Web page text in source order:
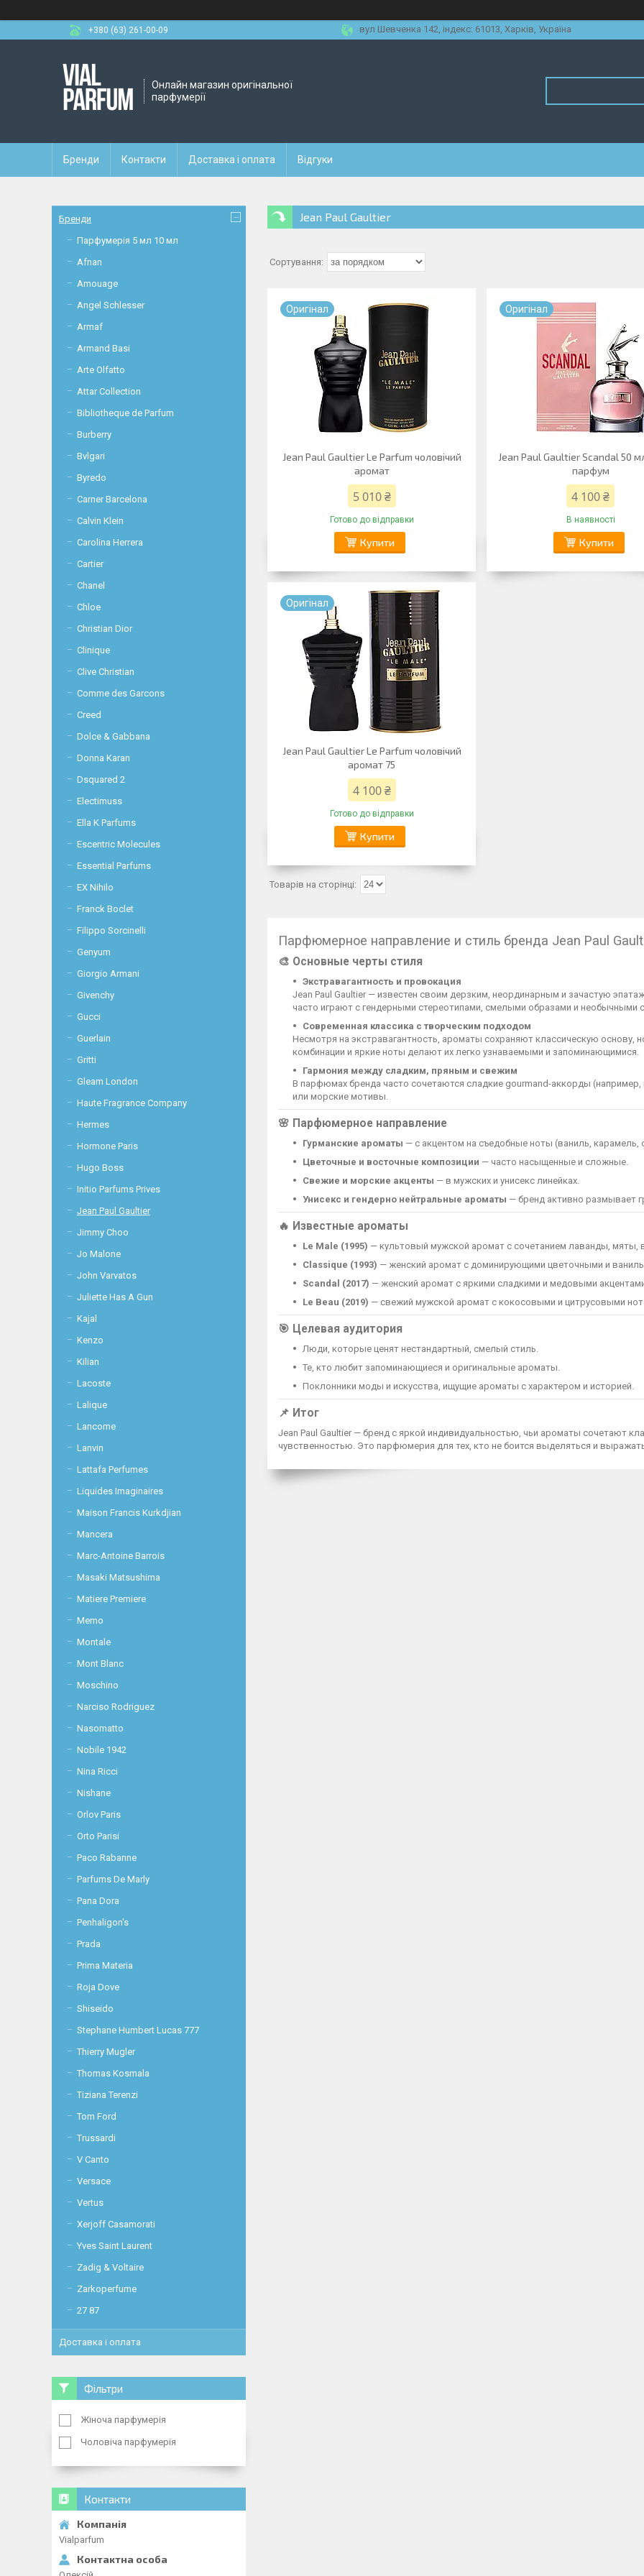
+380 (63) 261-00-09 вул Шевченка 142, iндекс: 61013, Харків, Україна
Онлайн магазин оригінальної
парфумерії
Бренди Контакти Доставка і оплата Відгуки
Jean Paul Gaultier
Оригiнал
Jean Paul Gaultier Le Parfum чоловічий
аромат
5 010 ₴
Готово до відправки
Купити
Оригiнал
Jean Paul Gaultier Scandal 50
парфум
4 100 ₴
В наявності
Купити
Оригiнал
Jean Paul Gaultier Le Parfum чоловічий
аромат 75
4 100 ₴
Готово до відправки
Купити
Парфюмерное направление и стиль бренда Jean Paul
🎨 Основные черты стиля
Экстравагантность и провокация
Jean Paul Gaultier — известен своим дерзким, неординарным и зачастую
часто играют с гендерными стереотипами, смелыми образами и необычными
Современная классика с творческим подходом
Несмотря на экстравагантность, ароматы сохраняют классическую
комбинации и яркие ноты делают их легко узнаваемыми и запоминающимися.
Гармония между сладким, пряным и свежим
В парфюмах бренда часто сочетаются сладкие gourmand-аккорды
или морские мотивы.
🌸 Парфюмерное направление
Гурманские ароматы — с акцентом на съедобные ноты (ваниль, карамель,
Цветочные и восточные композиции — часто насыщенные и сложные.
Свежие и морские акценты — в мужских и унисекс линейках.
Унисекс и гендерно нейтральные ароматы — бренд активно размывает
🔥 Известные ароматы
Le Male (1995) — культовый мужской аромат с сочетанием лаванды, мяты,
Classique (1993) — женский аромат с доминирующими цветочными и
Scandal (2017) — женский аромат с яркими сладкими и медовыми
Le Beau (2019) — свежий мужской аромат с кокосовыми и цитрусовыми
🎯 Целевая аудитория
Люди, которые ценят нестандартный, смелый стиль.
Те, кто любит запоминающиеся и оригинальные ароматы.
Поклонники моды и искусства, ищущие ароматы с характером и историей.
📌 Итог
Jean Paul Gaultier — бренд с яркой индивидуальностью, чьи ароматы сочетают
чувственностью. Это парфюмерия для тех, кто не боится выделяться и
Бренди
Парфумерія 5 мл 10 мл
Afnan
Amouage
Angel Schlesser
Armaf
Armand Basi
Arte Olfatto
Attar Collection
Bibliotheque de Parfum
Burberry
Bvlgari
Byredo
Carner Barcelona
Calvin Klein
Carolina Herrera
Cartier
Chanel
Chloe
Christian Dior
Clinique
Clive Christian
Comme des Garcons
Creed
Dolce & Gabbana
Donna Karan
Dsquared 2
Electimuss
Ella K Parfums
Escentric Molecules
Essential Parfums
EX Nihilo
Franck Boclet
Filippo Sorcinelli
Genyum
Giorgio Armani
Givenchy
Gucci
Guerlain
Gritti
Gleam London
Haute Fragrance Company
Hermes
Hormone Paris
Hugo Boss
Initio Parfums Prives
Jean Paul Gaultier
Jimmy Choo
Jo Malone
John Varvatos
Juliette Has A Gun
Kajal
Kenzo
Kilian
Lacoste
Lalique
Lancome
Lanvin
Lattafa Perfumes
Liquides Imaginaires
Maison Francis Kurkdjian
Mancera
Marc-Antoine Barrois
Masaki Matsushima
Matiere Premiere
Memo
Montale
Mont Blanc
Moschino
Narciso Rodriguez
Nasomatto
Nobile 1942
Nina Ricci
Nishane
Orlov Paris
Orto Parisi
Paco Rabanne
Parfums De Marly
Pana Dora
Penhaligon's
Prada
Prima Materia
Roja Dove
Shiseido
Stephane Humbert Lucas 777
Thierry Mugler
Thomas Kosmala
Tiziana Terenzi
Tom Ford
Trussardi
V Canto
Versace
Vertus
Xerjoff Casamorati
Yves Saint Laurent
Zadig & Voltaire
Zarkoperfume
27 87
Доставка і оплата
Фільтри
Жіноча парфумерія
Чоловіча парфумерія
Контакти
Vialparfum